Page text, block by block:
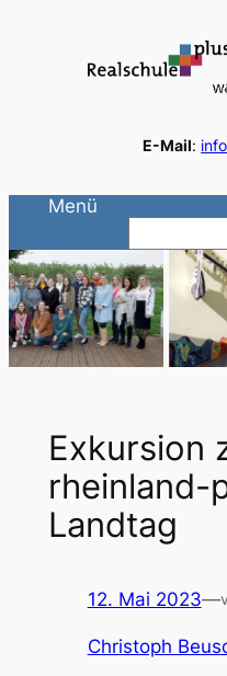
E-Mail:
Menü
u
c
h
e
n
Exkursion
rheinland-
Landtag
12. Mai 2023—
Christoph